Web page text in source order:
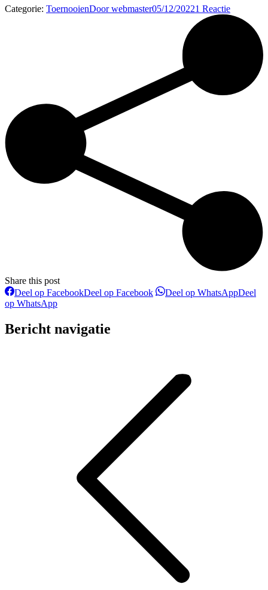
Categorie: ToernooienDoorwebmaster05/12/20221 Reactie
Share this post
Deel op FacebookDeel op Facebook Deel op WhatsAppDeel
op WhatsApp
Bericht navigatie